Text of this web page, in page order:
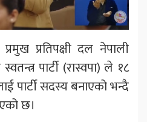
प्रतिपक्षी दल नेपाली
पार्टी (रास्वपा) ले १८
पार्टी सदस्य बनाएको भन्दै
छ।